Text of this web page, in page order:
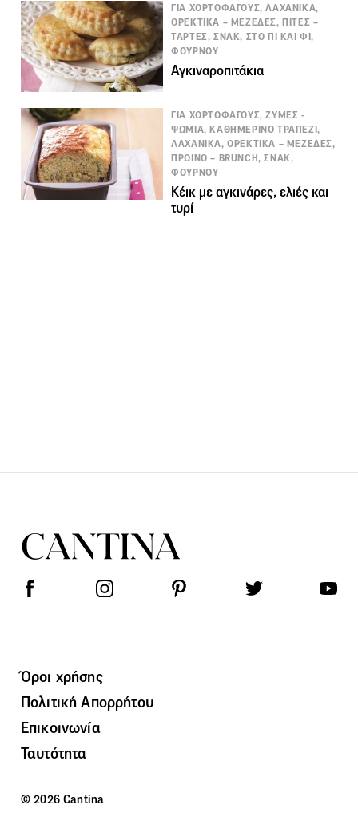
ΓΙΑ ΧΟΡΤΟΦΑΓΟΥΣ, ΛΑΧΑΝΙΚΑ,
ΟΡΕΚΤΙΚΑ – ΜΕΖΕΔΕΣ, ΠΙΤΕΣ –
ΤΑΡΤΕΣ, ΣΝΑΚ, ΣΤΟ ΠΙ ΚΑΙ ΦΙ,
ΦΟΥΡΝΟΥ
Αγκιναροπιτάκια
ΓΙΑ ΧΟΡΤΟΦΑΓΟΥΣ, ΖΥΜΕΣ -
ΨΩΜΙΑ, ΚΑΘΗΜΕΡΙΝΟ ΤΡΑΠΕΖΙ,
ΛΑΧΑΝΙΚΑ, ΟΡΕΚΤΙΚΑ – ΜΕΖΕΔΕΣ,
ΠΡΩΙΝΟ – BRUNCH, ΣΝΑΚ,
ΦΟΥΡΝΟΥ
Κέικ με αγκινάρες, ελιές και
τυρί
Όροι χρήσης
Πολιτική Απορρήτου
Επικοινωνία
Ταυτότητα
© 2026 Cantina